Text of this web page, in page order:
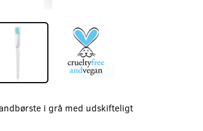
i grå med udskifteligt